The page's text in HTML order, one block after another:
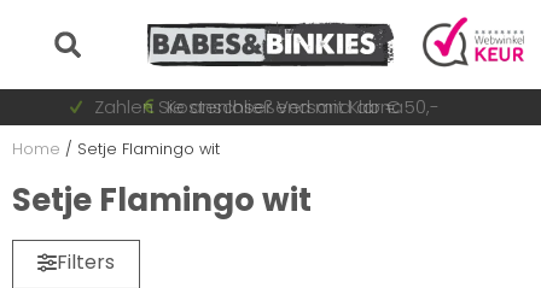
Zahlen Sie anschließend mit Klarna
Schnell wechselnde Sammlung
Kostenloser Versand ab € 50,-
Auf Lager = sofort versandt
Home / Setje Flamingo wit
Setje Flamingo wit
Filters